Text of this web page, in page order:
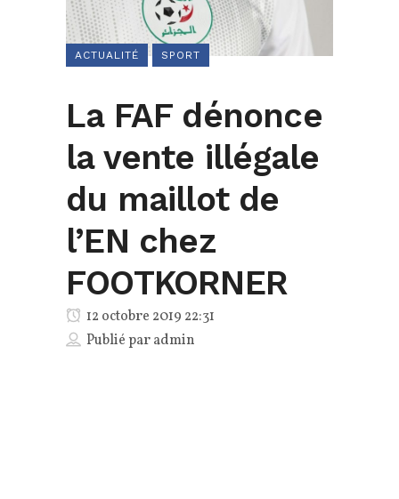
ACTUALITÉ SPORT
La FAF dénonce
la vente illégale
du maillot de
l’EN chez
FOOTKORNER
12 octobre 2019 22:31
Publié paradmin